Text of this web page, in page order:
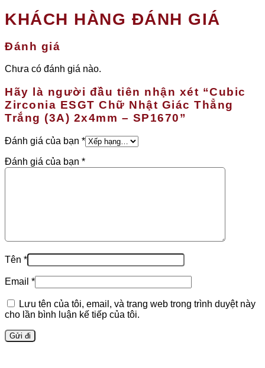
KHÁCH HÀNG ĐÁNH GIÁ
Đánh giá
Chưa có đánh giá nào.
Hãy là người đầu tiên nhận xét “Cubic
Zirconia ESGT Chữ Nhật Giác Thẳng
Trắng (3A) 2x4mm – SP1670”
Đánh giá của bạn *
Đánh giá của bạn *
Tên *
Email *
Lưu tên của tôi, email, và trang web trong trình duyệt này
cho lần bình luận kế tiếp của tôi.